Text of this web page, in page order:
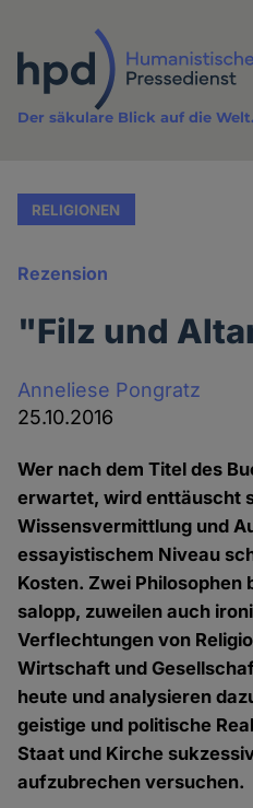
Inhalt
Der säkulare Blick auf die Welt.
RELIGIONEN
Rezension
"Filz und
Anneliese Pongratz
25.10.2016
Wer nach dem Titel des
erwartet, wird enttäuscht
Wissensvermittlung und
essayistischem Niveau
Kosten. Zwei Philosophen
salopp, zuweilen auch
Verflechtungen von
Wirtschaft und
heute und analysieren
geistige und politische
Staat und Kirche
aufzubrechen versuchen.